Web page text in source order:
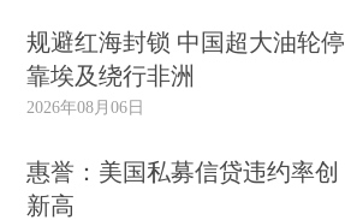
规避红海封锁 中国超大油轮停
靠埃及绕行非洲
2026年08月06日
惠誉：美国私募信贷违约率创
新高